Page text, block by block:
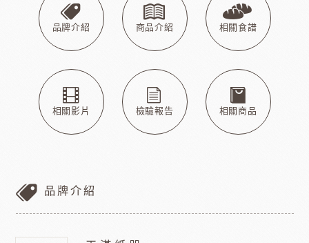
品牌介紹 商品介紹 相關食譜
相關影片 檢驗報告 相關商品
品牌介紹